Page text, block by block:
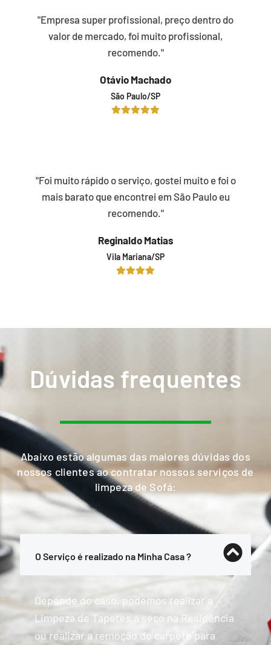
"Empresa super profissional, preço dentro do
valor de mercado, foi muito profissional,
recomendo."
Otávio Machado
São Paulo/SP
"Foi muito rápido o serviço, gostei muito e foi o
mais barato que encontrei em São Paulo eu
recomendo."
Reginaldo Matias
Vila Mariana/SP
Dúvidas frequentes
Abaixo estão algumas das maiores dúvidas dos
nossos clientes ao contratar nossos serviços de
limpeza de Sofá:
O Serviço é realizado na Minha Casa ?
Depende do caso, podemos realizar a
Limpeza de Tapetes à seco na Residência
ou realizar a remoção do carpete para